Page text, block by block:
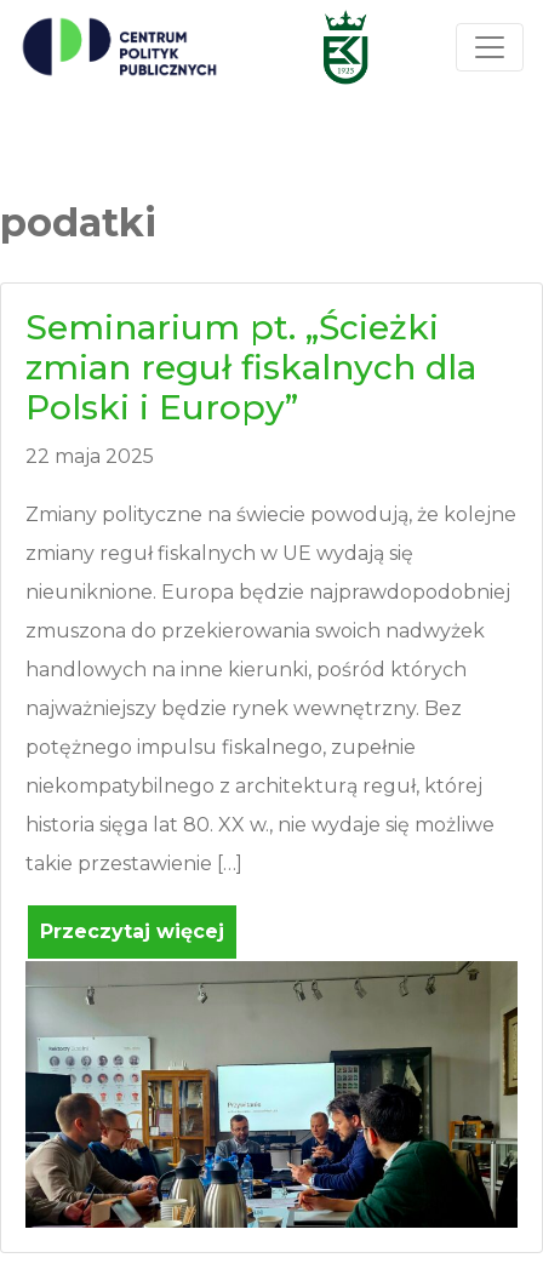
podatki
Seminarium pt. „Ścieżki
zmian reguł fiskalnych dla
Polski i Europy”
22 maja 2025
Zmiany polityczne na świecie powodują, że kolejne
zmiany reguł fiskalnych w UE wydają się
nieuniknione. Europa będzie najprawdopodobniej
zmuszona do przekierowania swoich nadwyżek
handlowych na inne kierunki, pośród których
najważniejszy będzie rynek wewnętrzny. Bez
potężnego impulsu fiskalnego, zupełnie
niekompatybilnego z architekturą reguł, której
historia sięga lat 80. XX w., nie wydaje się możliwe
takie przestawienie […]
Przeczytaj więcej